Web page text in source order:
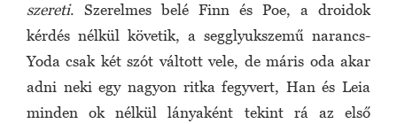
szereti. Szerelmes belé Finn és Poe, a droidok
kérdés nélkül követik, a segglyukszemű narancs-
Yoda csak két szót váltott vele, de máris oda akar
adni neki egy nagyon ritka fegyvert, Han és Leia
minden ok nélkül lányaként tekint rá az első